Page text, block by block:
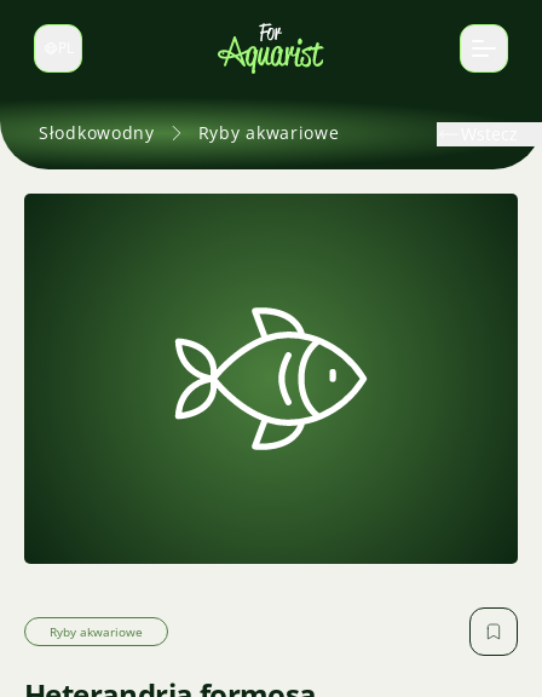
Zmień język
Słodkowodny Ryby akwariowe
Ryby akwariowe